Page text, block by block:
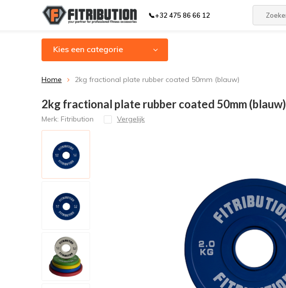
📞+32 475 86 66 12
Kies een categorie
Home 2kg fractional plate rubber coated 50mm (blauw)
2kg fractional plate rubber coated 50mm (blauw)
Merk: Fitribution Vergelijk